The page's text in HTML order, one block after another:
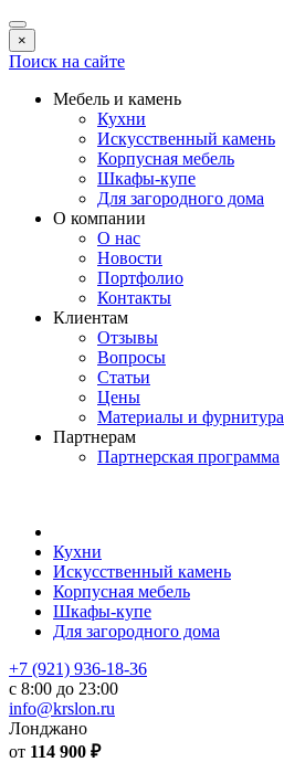
×
Поиск на сайте
Мебель и камень
Кухни
Искусственный камень
Корпусная мебель
Шкафы-купе
Для загородного дома
О компании
О нас
Новости
Портфолио
Контакты
Клиентам
Отзывы
Вопросы
Статьи
Цены
Материалы и фурнитура
Партнерам
Партнерская программа
Кухни
Искусственный камень
Корпусная мебель
Шкафы-купе
Для загородного дома
+7 (921) 936-18-36
с 8:00 до 23:00
info@krslon.ru
Лонджано
от 114 900 ₽